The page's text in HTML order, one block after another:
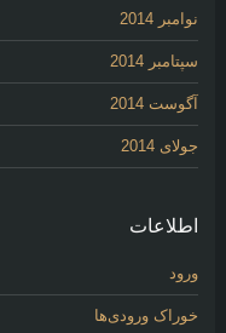
نوامبر 2014
سپتامبر 2014
آگوست 2014
جولای 2014
اطلاعات
ورود
خوراک ورودی‌ها